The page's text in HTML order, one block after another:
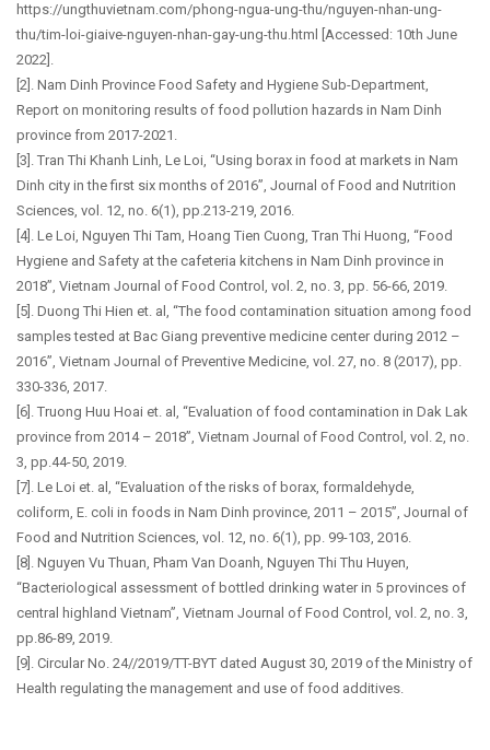
https://ungthuvietnam.com/phong-ngua-ung-thu/nguyen-nhan-ung-
thu/tim-loi-giaive-nguyen-nhan-gay-ung-thu.html [Accessed: 10th June
2022].
[2]. Nam Dinh Province Food Safety and Hygiene Sub-Department,
Report on monitoring results of food pollution hazards in Nam Dinh
province from 2017-2021.
[3]. Tran Thi Khanh Linh, Le Loi, “Using borax in food at markets in Nam
Dinh city in the first six months of 2016”, Journal of Food and Nutrition
Sciences, vol. 12, no. 6(1), pp.213-219, 2016.
[4]. Le Loi, Nguyen Thi Tam, Hoang Tien Cuong, Tran Thi Huong, “Food
Hygiene and Safety at the cafeteria kitchens in Nam Dinh province in
2018”, Vietnam Journal of Food Control, vol. 2, no. 3, pp. 56-66, 2019.
[5]. Duong Thi Hien et. al, “The food contamination situation among food
samples tested at Bac Giang preventive medicine center during 2012 –
2016”, Vietnam Journal of Preventive Medicine, vol. 27, no. 8 (2017), pp.
330-336, 2017.
[6]. Truong Huu Hoai et. al, “Evaluation of food contamination in Dak Lak
province from 2014 – 2018”, Vietnam Journal of Food Control, vol. 2, no.
3, pp.44-50, 2019.
[7]. Le Loi et. al, “Evaluation of the risks of borax, formaldehyde,
coliform, E. coli in foods in Nam Dinh province, 2011 – 2015”, Journal of
Food and Nutrition Sciences, vol. 12, no. 6(1), pp. 99-103, 2016.
[8]. Nguyen Vu Thuan, Pham Van Doanh, Nguyen Thi Thu Huyen,
“Bacteriological assessment of bottled drinking water in 5 provinces of
central highland Vietnam”, Vietnam Journal of Food Control, vol. 2, no. 3,
pp.86-89, 2019.
[9]. Circular No. 24//2019/TT-BYT dated August 30, 2019 of the Ministry of
Health regulating the management and use of food additives.